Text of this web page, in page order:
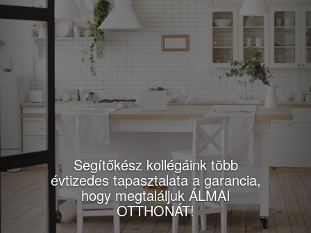
Segítőkész kollégáink több
évtizedes tapasztalata a garancia,
hogy megtaláljuk ÁLMAI
OTTHONÁT!